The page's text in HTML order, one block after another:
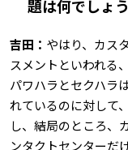
題は何でしょ
吉田： やはり、カス
スメントといわれる
パワハラとセクハラ
れているのに対して
し、結局のところ、
ンタクトセンターだ